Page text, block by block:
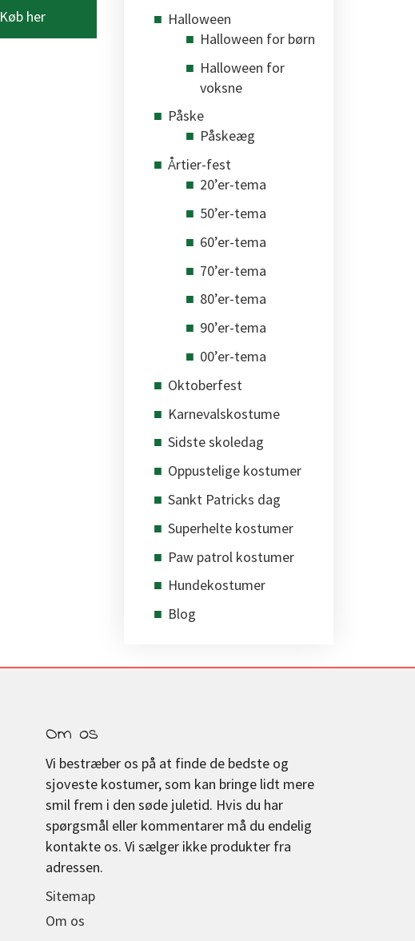
Køb her
Halloween
Halloween for børn
Halloween for
voksne
Påske
Påskeæg
Årtier-fest
20’er-tema
50’er-tema
60’er-tema
70’er-tema
80’er-tema
90’er-tema
00’er-tema
Oktoberfest
Karnevalskostume
Sidste skoledag
Oppustelige kostumer
Sankt Patricks dag
Superhelte kostumer
Paw patrol kostumer
Hundekostumer
Blog
Om os
Vi bestræber os på at finde de bedste og
sjoveste kostumer, som kan bringe lidt mere
smil frem i den søde juletid. Hvis du har
spørgsmål eller kommentarer må du endelig
kontakte os. Vi sælger ikke produkter fra
adressen.
Sitemap
Om os